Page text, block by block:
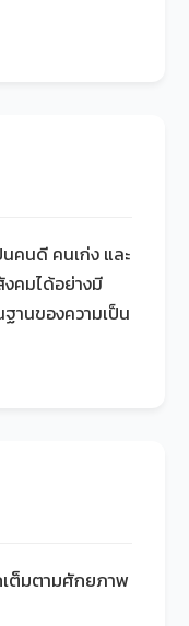
คนดี คนเก่ง และ
คมได้อย่างมี
นของความเป็น
เต็มตามศักยภาพ